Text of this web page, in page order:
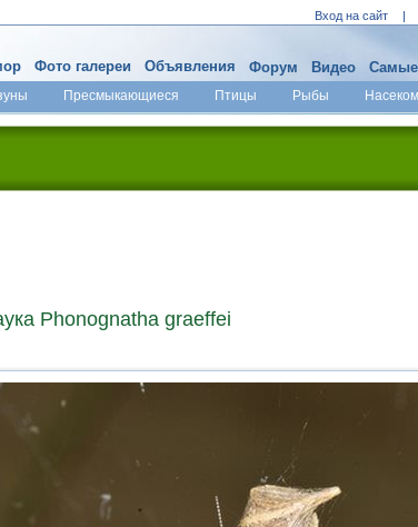
Вход на сайт |
Пресмыкающиеся Птицы Рыбы
Фото галереи Объявления Форум Видео
Phonognatha graeffei